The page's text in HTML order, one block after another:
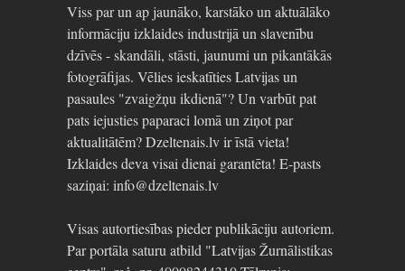
Viss par un ap jaunāko, karstāko un aktuālāko
informāciju izklaides industrijā un slavenību
dzīvēs - skandāli, stāsti, jaunumi un pikantākās
fotogrāfijas. Vēlies ieskatīties Latvijas un
pasaules "zvaigžņu ikdienā"? Un varbūt pat
pats iejusties paparaci lomā un ziņot par
aktualitātēm? Dzeltenais.lv ir īstā vieta!
Izklaides deva visai dienai garantēta! E-pasts
saziņai: info@dzeltenais.lv
Visas autortiesības pieder publikāciju autoriem.
Par portāla saturu atbild "Latvijas Žurnālistikas